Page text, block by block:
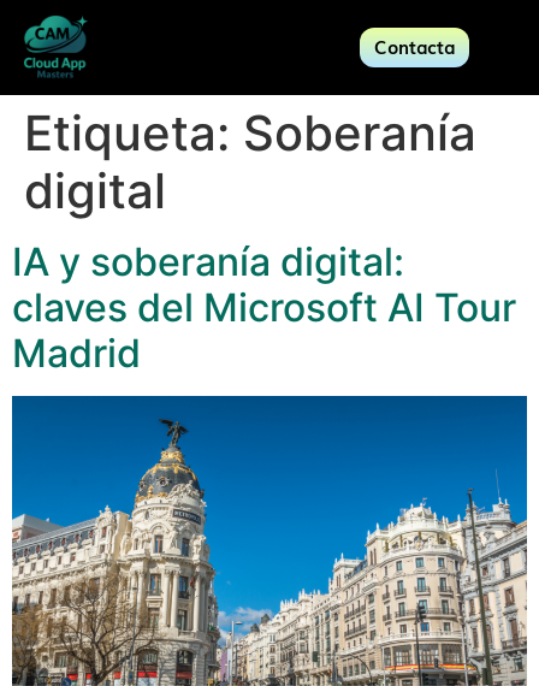
Contacta
Etiqueta: Soberanía
digital
IA y soberanía digital:
claves del Microsoft AI Tour
Madrid